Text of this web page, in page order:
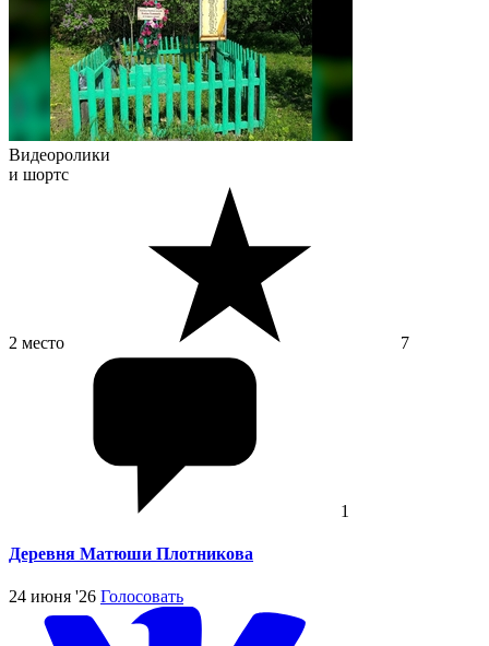
Видеоролики
и шортс
2 место 7
1
Деревня Матюши Плотникова
24 июня '26 Голосовать